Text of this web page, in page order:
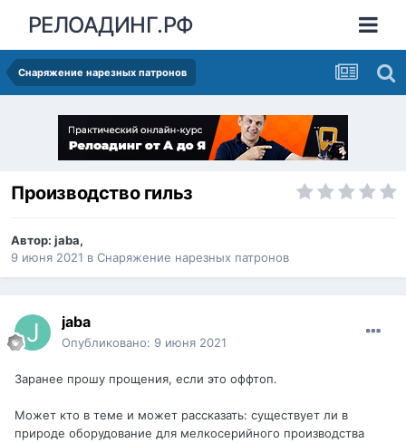
РЕЛОАДИНГ.РФ
Снаряжение нарезных патронов
Производство гильз
Автор: jaba,
9 июня 2021 в Снаряжение нарезных патронов
jaba
Опубликовано: 9 июня 2021
Заранее прошу прощения, если это оффтоп.
Может кто в теме и может рассказать: существует ли в
природе оборудование для мелкосерийного производства